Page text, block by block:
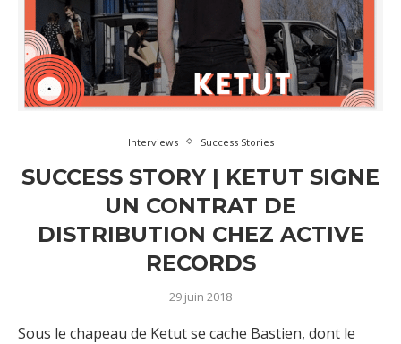
Interviews Success Stories
SUCCESS STORY | KETUT SIGNE
UN CONTRAT DE
DISTRIBUTION CHEZ ACTIVE
RECORDS
29 juin 2018
Sous le chapeau de Ketut se cache Bastien, dont le